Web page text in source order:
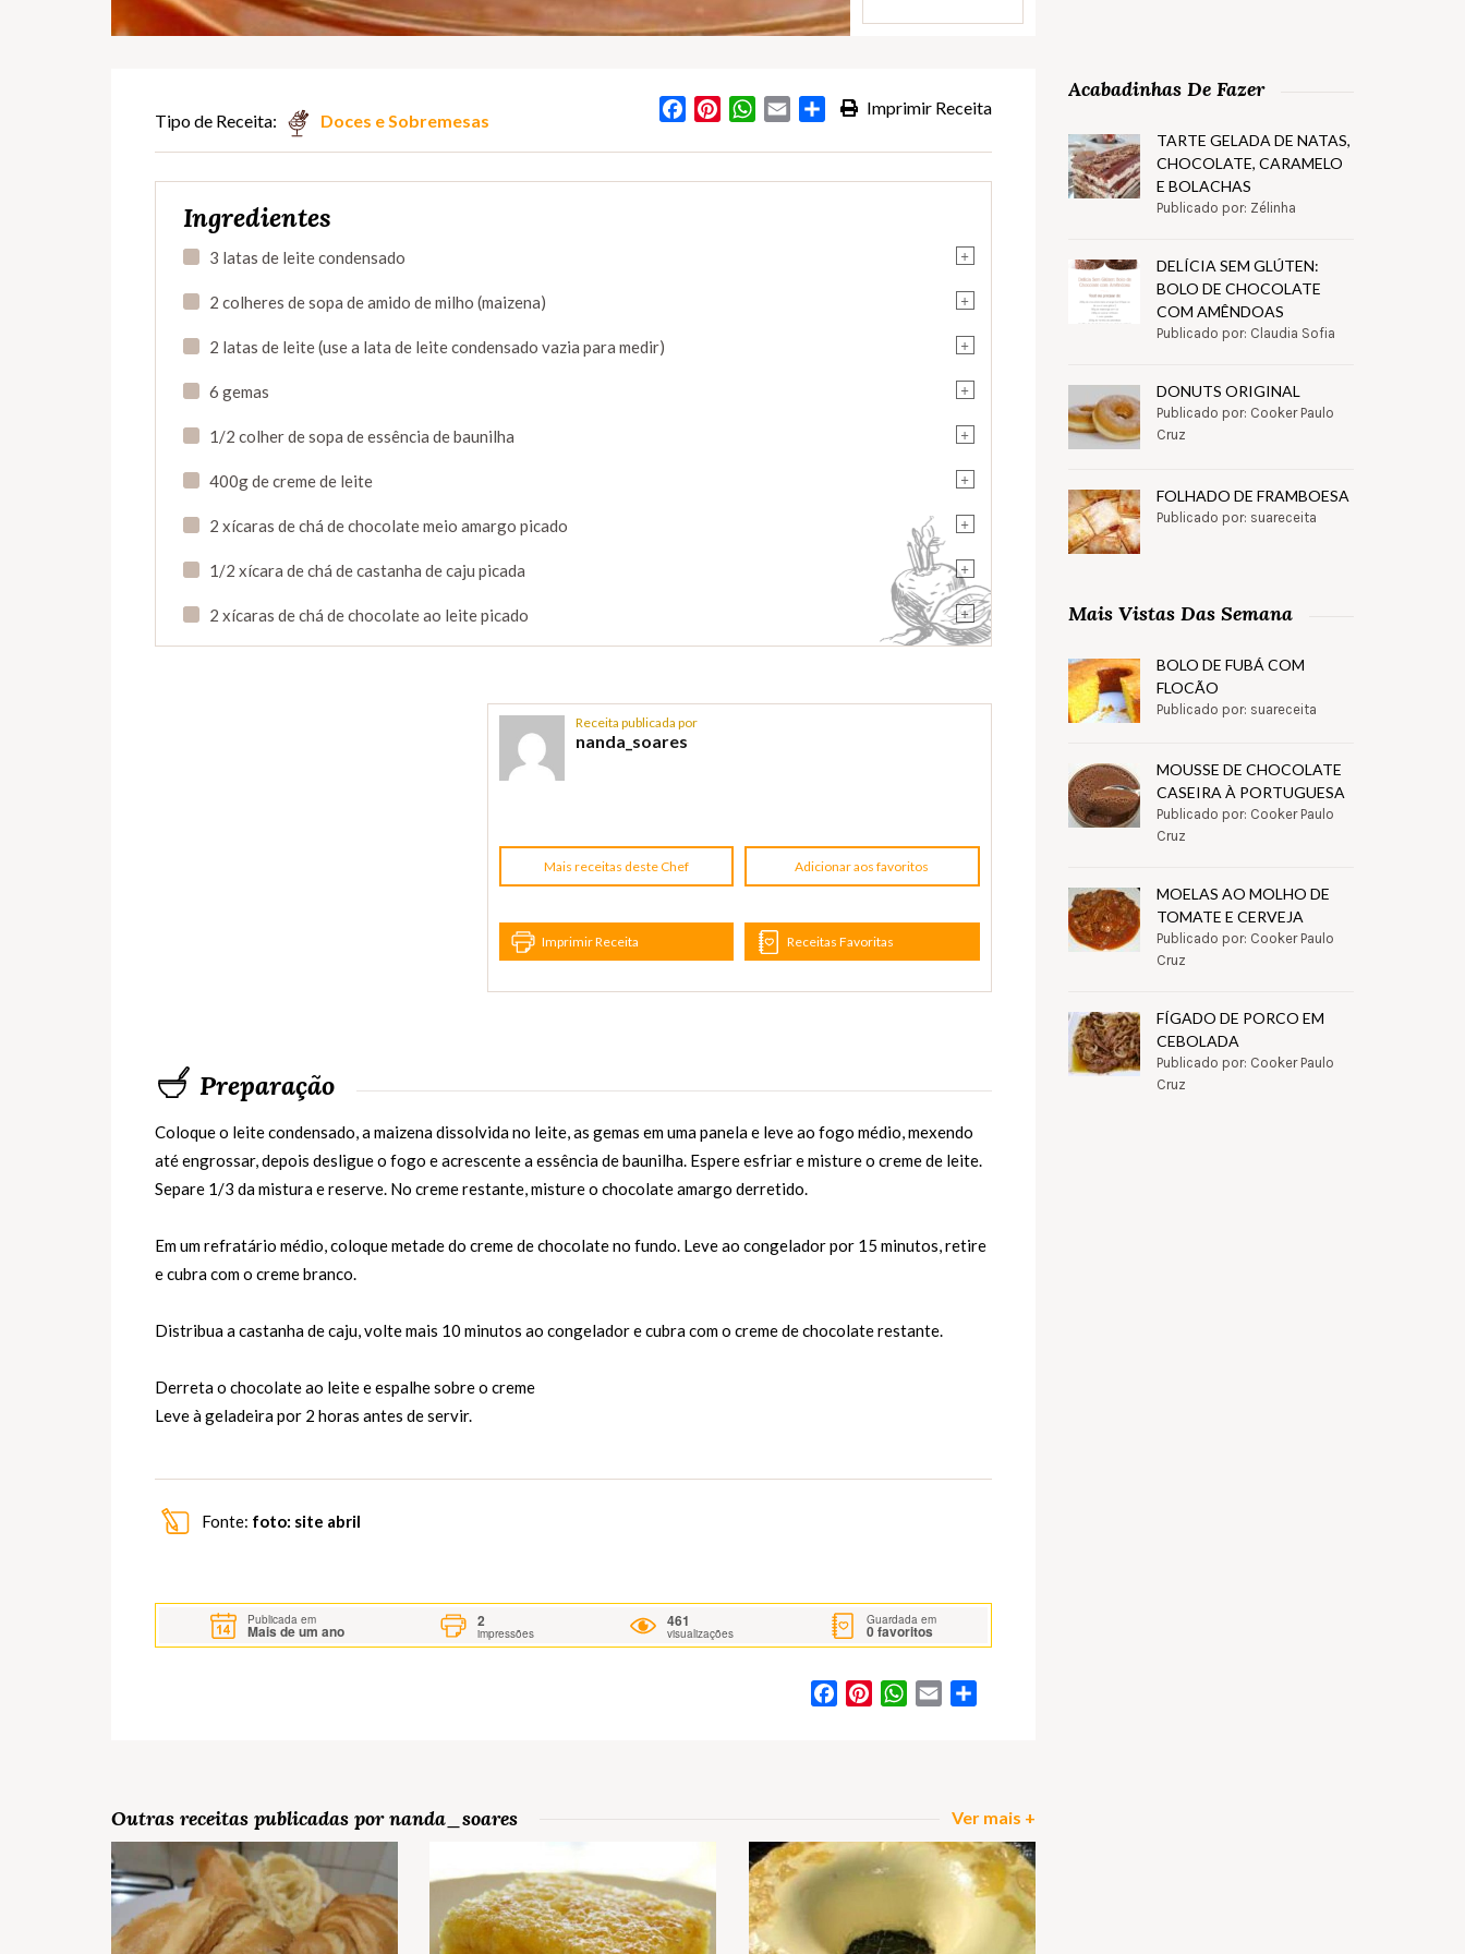
Imprimir Receita
FacebookPinterestWhatsApp
Email Partilhar
Tipo de Receita: Doces e Sobremesas
Ingredientes
+
3 latas de leite condensado
+
2 colheres de sopa de amido de milho (maizena)
+
2 latas de leite (use a lata de leite condensado vazia para medir)
+
6 gemas
+
1/2 colher de sopa de essência de baunilha
+
400g de creme de leite
+
2 xícaras de chá de chocolate meio amargo picado
+
1/2 xícara de chá de castanha de caju picada
+
2 xícaras de chá de chocolate ao leite picado
Receita publicada por
nanda_soares
Mais receitas deste Chef Adicionar aos favoritos
Imprimir Receita Receitas Favoritas
Preparação
Coloque o leite condensado, a maizena dissolvida no leite, as gemas em uma panela e leve ao fogo médio, mexendo
até engrossar, depois desligue o fogo e acrescente a essência de baunilha. Espere esfriar e misture o creme de leite.
Separe 1/3 da mistura e reserve. No creme restante, misture o chocolate amargo derretido.
Em um refratário médio, coloque metade do creme de chocolate no fundo. Leve ao congelador por 15 minutos, retire
e cubra com o creme branco.
Distribua a castanha de caju, volte mais 10 minutos ao congelador e cubra com o creme de chocolate restante.
Derreta o chocolate ao leite e espalhe sobre o creme
Leve à geladeira por 2 horas antes de servir.
Fonte: foto: site abril
Publicada em
Mais de um ano
2
impressões
461
visualizações
Guardada em
0favoritos
FacebookPinterestWhatsApp
Email
Outras receitas publicadas por nanda_soares Ver mais +
Acabadinhas De Fazer
TARTE GELADA DE NATAS,
CHOCOLATE, CARAMELO
E BOLACHAS
Publicado por: Zélinha
DELÍCIA SEM GLÚTEN:
BOLO DE CHOCOLATE
COM AMÊNDOAS
Publicado por: Claudia Sofia
DONUTS ORIGINAL
Publicado por: Cooker Paulo
Cruz
FOLHADO DE FRAMBOESA
Publicado por: suareceita
Mais Vistas Das Semana
BOLO DE FUBÁ COM
FLOCÃO
Publicado por: suareceita
MOUSSE DE CHOCOLATE
CASEIRA À PORTUGUESA
Publicado por: Cooker Paulo
Cruz
MOELAS AO MOLHO DE
TOMATE E CERVEJA
Publicado por: Cooker Paulo
Cruz
FÍGADO DE PORCO EM
CEBOLADA
Publicado por: Cooker Paulo
Cruz